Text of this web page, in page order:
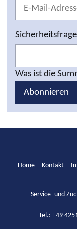
Sicherheitsfrage
Was ist die
Abonnieren
Home Kontakt
Service- und
Tel.: +49